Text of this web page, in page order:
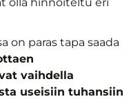
on paras tapa saada
vaihdella
useisiin tuhansiin